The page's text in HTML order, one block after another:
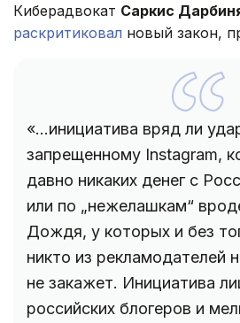
Киберадвокат Саркис
раскритиковал новый закон,
«...инициатива вряд ли
запрещенному Instagram,
давно никаких денег с
или по „нежелашкам“
Дождя, у которых и без
никто из рекламодателей
не закажет. Инициатива
российских блогеров и